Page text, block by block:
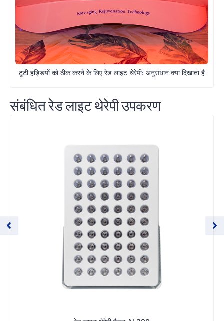
टूटी हड्डियों को ठीक करने के लिए रेड लाइट थेरेपी: अनुसंधान क्या दिखाता है
संबंधित रेड लाइट थेरेपी उपकरण